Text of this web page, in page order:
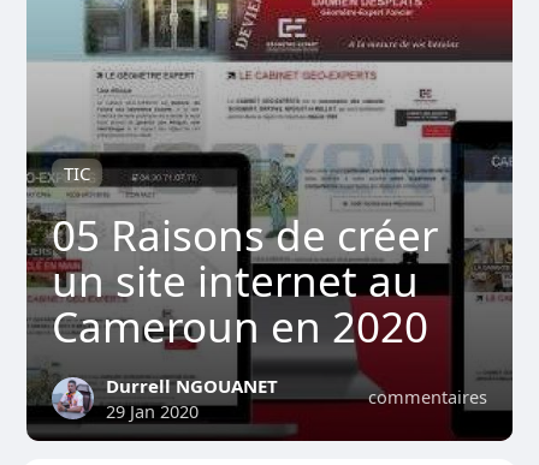
TIC
05 Raisons de créer
un site internet au
Cameroun en 2020
commentaires
Durrell NGOUANET
29 Jan 2020